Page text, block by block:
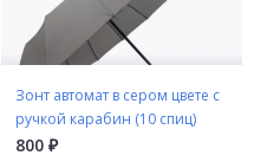
Зонт автомат в сером цвете с
ручкой карабин (10 спиц)
800 ₽